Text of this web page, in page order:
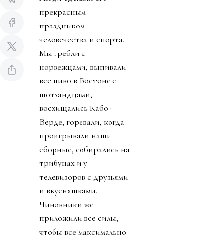
прекрасным
праздником
человечества и спорта.
Мы гребли с
норвежцами, выпивали
все пиво в Бостоне с
шотландцами,
восхищались Кабо-
Верде, горевали, когда
проигрывали наши
сборные, собирались на
трибунах и у
телевизоров с друзьями
и вкусняшками.
Чиновники же
приложили все силы,
чтобы все максимально